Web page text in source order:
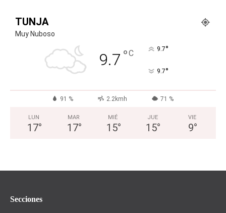
TUNJA
Muy Nuboso
9.7 °C 9.7°
9.7°
91 % 2.2kmh 71 %
LUN
17°
MAR
17°
MIÉ
15°
JUE
15°
VIE
9°
Secciones